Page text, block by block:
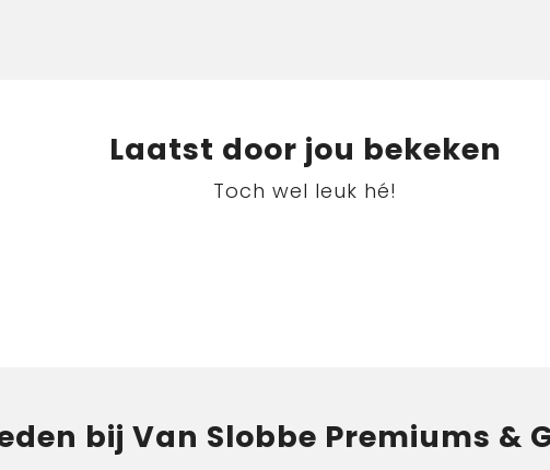
Laatst door jou bekeken
Toch wel leuk hé!
bij Van Slobbe Premiums &